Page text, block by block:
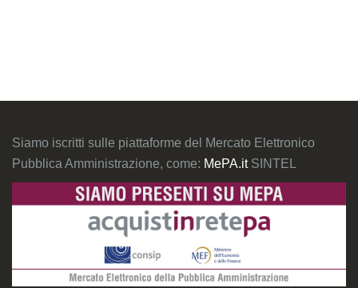
Siamo iscritti sulle piattaforme del Mercato Elettronico
Pubblica Amministrazione, come: MePA.it SINTEL